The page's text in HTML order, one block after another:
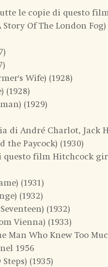
le copie di questo
Of The London Fog)
Wife) (1928)
(1928)
(1929)
di André Charlot, Jack
the Paycock) (1930)
questo film Hitchcock
(1931)
(1932)
(1932)
Vienna) (1933)
Man Who Knew Too
1956
(1935)